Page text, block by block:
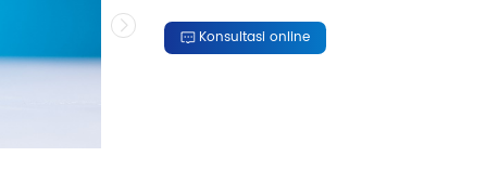
Konsultasi online